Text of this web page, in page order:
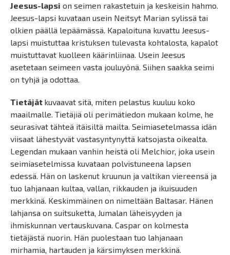
Jeesus-lapsi on seimen rakastetuin ja keskeisin hahmo.
Jeesus-lapsi kuvataan usein Neitsyt Marian sylissä tai
olkien päällä lepäämässä. Kapaloituna kuvattu Jeesus-
lapsi muistuttaa kristuksen tulevasta kohtalosta, kapalot
muistuttavat kuolleen käärinliinaa. Usein Jeesus
asetetaan seimeen vasta jouluyönä. Siihen saakka seimi
on tyhjä ja odottaa.
Tietäjät kuvaavat sitä, miten pelastus kuuluu koko
maailmalle. Tietäjiä oli perimätiedon mukaan kolme, he
seurasivat tähteä itäisiltä mailta. Seimiasetelmassa idän
viisaat lähestyvät vastasyntynyttä katsojasta oikealta.
Legendan mukaan vanhin heistä oli Melchior, joka usein
seimiasetelmissa kuvataan polvistuneena lapsen
edessä. Hän on laskenut kruunun ja valtikan viereensä ja
tuo lahjanaan kultaa, vallan, rikkauden ja ikuisuuden
merkkinä. Keskimmäinen on nimeltään Baltasar. Hänen
lahjansa on suitsuketta, Jumalan läheisyyden ja
ihmiskunnan vertauskuvana. Caspar on kolmesta
tietäjästä nuorin. Hän puolestaan tuo lahjanaan
mirhamia, hartauden ja kärsimyksen merkkinä.